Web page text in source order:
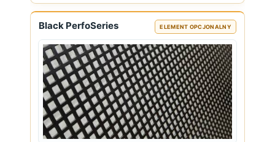
Black PerfoSeries ELEMENT OPCJONALNY